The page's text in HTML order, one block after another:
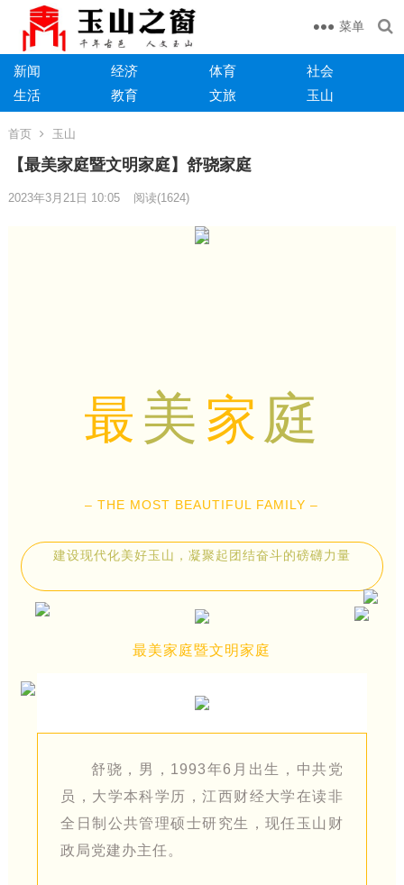
菜单
新闻 经济 体育
社会
生活
教育 文旅 玉山
首页 玉山
【最美家庭暨文明家庭】舒骁家庭
2023年3月21日 10:05 阅读(1624)
最 家
美 庭
– THE MOST BEAUTIFUL FAMILY –
建设现代化美好玉山，凝聚起团结奋斗的磅礴力量
最美家庭暨文明家庭
舒骁，男，1993年6月出生，中共党
员，大学本科学历，江西财经大学在读非
全日制公共管理硕士研究生，现任玉山财
政局党建办主任。